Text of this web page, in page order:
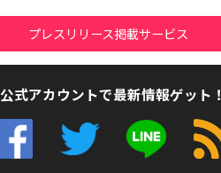
プレスリリース掲載サービス
公式アカウントで最新情報ゲット！